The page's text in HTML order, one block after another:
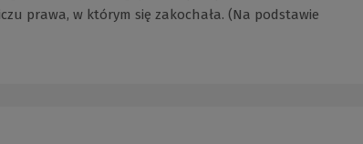
prawa, w którym się zakochała. (Na podstawie